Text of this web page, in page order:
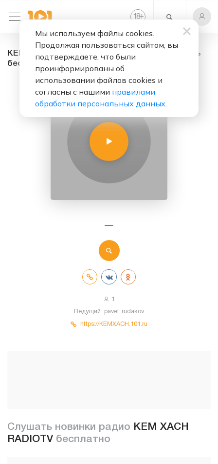
18+
KEM XACH RADIOTV - радио онлайн. Слушать
бесплатно
—
1
Ведущий: pavel_rudakov
https://KEMXACH.101.ru
Слушать новинки радио KEM XACH
RADIOTV бесплатно
Мы используем файлы cookies.
Продолжая пользоваться сайтом, вы
подтверждаете, что были
проинформированы об
использовании файлов cookies и
согласны с нашими правилами
обработки персональных данных.